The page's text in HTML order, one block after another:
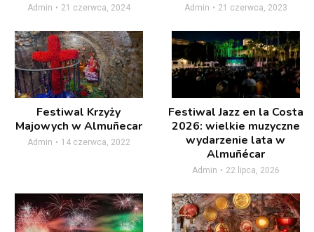
Admin 21 czerwca, 2024 Admin 21 czerwca, 2023
Festiwal Krzyży
Majowych w Almuñecar
Admin 14 czerwca, 2022
Festiwal Jazz en la Costa
2026: wielkie muzyczne
wydarzenie lata w
Almuñécar
Admin 22 lipca, 2026